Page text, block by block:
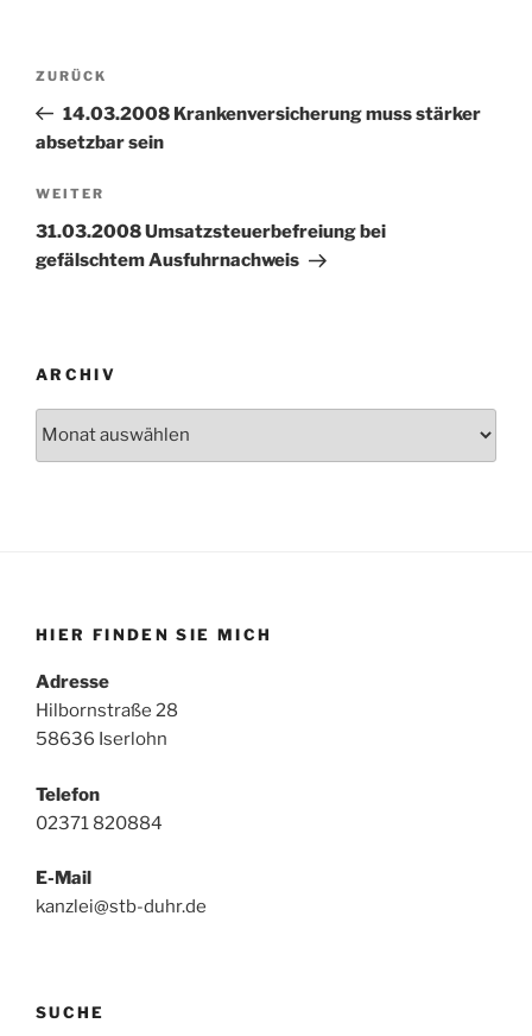
Beitragsnavigation
Vorheriger
Beitrag
ZURÜCK
14.03.2008 Krankenversicherung muss stärker
absetzbar sein
Nächster
Beitrag
WEITER
31.03.2008 Umsatzsteuerbefreiung bei
gefälschtem Ausfuhrnachweis
ARCHIV
HIER FINDEN SIE MICH
Adresse
Hilbornstraße 28
58636 Iserlohn
Telefon
02371 820884
E-Mail
kanzlei@stb-duhr.de
SUCHE